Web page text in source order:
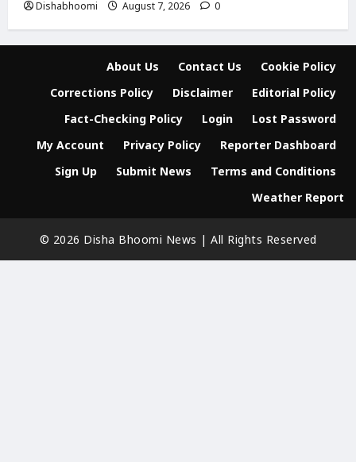
Dishabhoomi August 7, 2026 0
About Us Contact Us
Cookie Policy
Corrections Policy
Disclaimer
Editorial Policy
Fact-Checking Policy
Login
Lost Password
My Account
Privacy Policy
Reporter Dashboard
Sign Up
Submit News
Terms and Conditions
Weather Report